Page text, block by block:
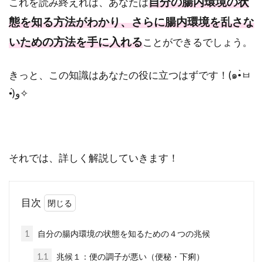
態を知る方法がわかり、さらに腸内環境を乱さな
いための方法を手に入れることができるでしょう。
きっと、この知識はあなたの役に立つはずです！(๑•̀ㅂ
•́)و✧
それでは、詳しく解説していきます！
目次
1 自分の腸内環境の状態を知るための４つの兆候
1.1 兆候１：便の調子が悪い（便秘・下痢）